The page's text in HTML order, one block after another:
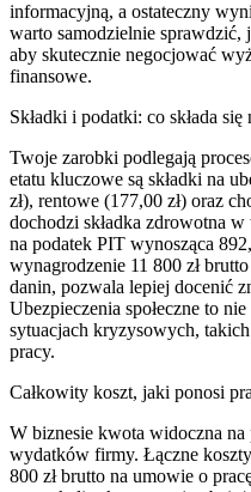
informacyjną, a ostateczny
warto samodzielnie sprawdzić,
aby skutecznie negocjować
finansowe.
Składki i podatki: co składa
Twoje zarobki podlegają
etatu kluczowe są składki na
zł), rentowe (177,00 zł) oraz
dochodzi składka zdrowotna
na podatek PIT wynosząca
wynagrodzenie 11 800 zł
danin, pozwala lepiej docenić
Ubezpieczenia społeczne to
sytuacjach kryzysowych,
pracy.
Całkowity koszt, jaki ponosi
W biznesie kwota widoczna na
wydatków firmy. Łączne
800 zł brutto na umowie o